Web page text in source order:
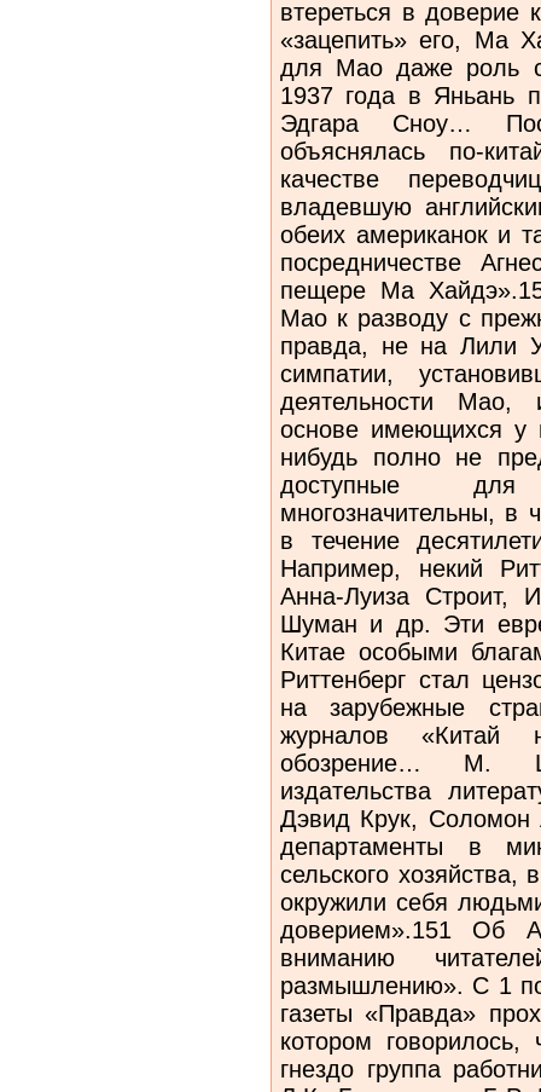
втереться в
«зацепить» его, Ма
для Мао даже роль
1937 года в Яньань
Эдгара Сноу…
объяснялась по-
качестве
владевшую
обеих американок и
посредничестве
пещере Ма
Мао к разводу с
правда, не на Лили
симпатии,
деятельности Мао,
основе имеющихся у
нибудь полно не
доступные для
многозначительны, в
в течение
Например, некий
Анна-Луиза
Шуман и др. Эти
Китае особыми
Риттенберг стал
на зарубежные
журналов «Китай
обозрение… М.
издательства
Дэвид Крук, Соломон
департаменты в
сельского хозяйства,
окружили себя
доверием».151 Об
вниманию
размышлению». С 1
газеты «Правда»
котором
гнездо группа